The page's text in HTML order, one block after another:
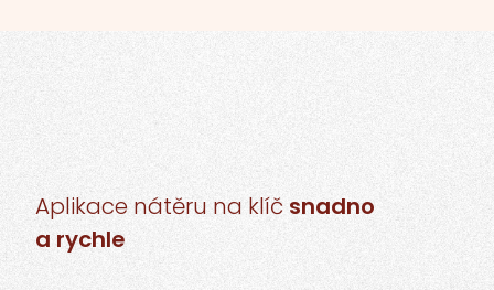
Aplikace nátěru na klíč snadno
a rychle